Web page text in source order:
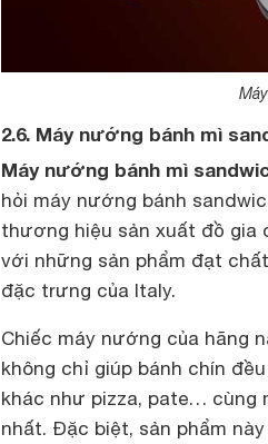
2.6. Máy nướng bánh mì
Máy nướng bánh mì
hỏi máy nướng bánh
thương hiệu sản xuất đồ gia
với những sản phẩm đạt
đặc trưng của Italy.
Chiếc máy nướng của hãng
không chỉ giúp bánh chín
khác như pizza, pate… cùng
nhất. Đặc biệt, sản phẩm